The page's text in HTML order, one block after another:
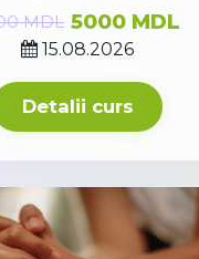
15.08.2026
MDL 5000 MDL
Detalii curs